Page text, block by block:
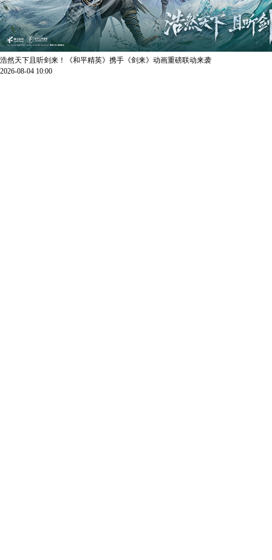
浩然天下且听剑来！《和平精英》携手《剑来》动画重磅联动来袭
2026-08-04 10:00